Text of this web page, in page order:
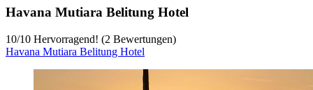
Havana Mutiara Belitung Hotel
10/10 Hervorragend! (2 Bewertungen)
Havana Mutiara Belitung Hotel